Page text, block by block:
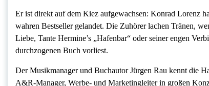
Er ist direkt auf dem Kiez aufgewachsen: Konrad Lorenz
wahren Bestseller gelandet. Die Zuhörer lachen Tränen,
Liebe, Tante Hermine’s „Hafenbar“ oder seiner engen
durchzogenen Buch vorliest.
Der Musikmanager und Buchautor Jürgen Rau kennt die
A&R-Manager, Werbe- und Marketingleiter in großen